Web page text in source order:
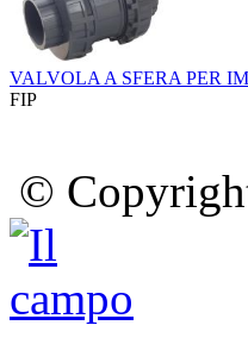
VALVOLA A SFERA PER
FIP
©